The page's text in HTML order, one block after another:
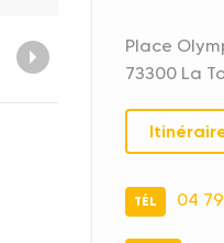
Sentier au fil de
Place
73300 La
TÉL 04